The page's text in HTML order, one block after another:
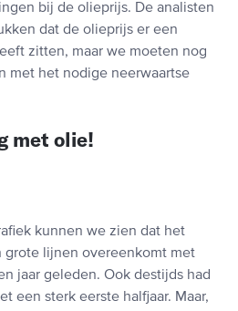
bij de olieprijs. De analisten
dat de olieprijs er een
zitten, maar we moeten nog
met het nodige neerwaartse
met olie!
kunnen we zien dat het
grote lijnen overeenkomt met
jaar geleden. Ook destijds had
een sterk eerste halfjaar. Maar,